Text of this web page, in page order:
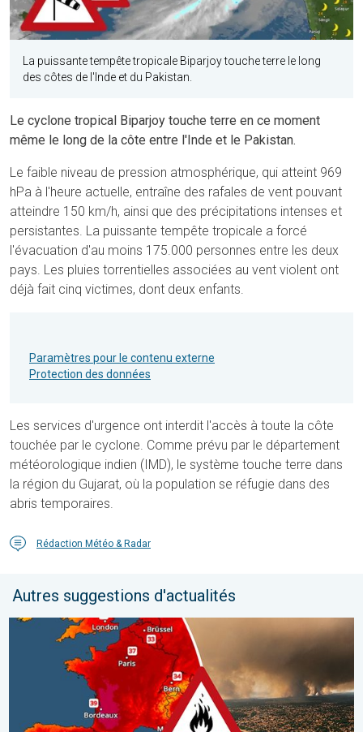
La puissante tempête tropicale Biparjoy touche terre le long
des côtes de l'Inde et du Pakistan.
Le cyclone tropical Biparjoy touche terre en ce moment
même le long de la côte entre l'Inde et le Pakistan.
Le faible niveau de pression atmosphérique, qui atteint 969
hPa à l'heure actuelle, entraîne des rafales de vent pouvant
atteindre 150 km/h, ainsi que des précipitations intenses et
persistantes. La puissante tempête tropicale a forcé
l'évacuation d'au moins 175.000 personnes entre les deux
pays. Les pluies torrentielles associées au vent violent ont
déjà fait cinq victimes, dont deux enfants.
Paramètres pour le contenu externe
Protection des données
Les services d'urgence ont interdit l'accès à toute la côte
touchée par le cyclone. Comme prévu par le département
météorologique indien (IMD), le système touche terre dans
la région du Gujarat, où la population se réfugie dans des
abris temporaires.
Rédaction Météo & Radar
Autres suggestions d'actualités
Le sud-ouest de la France brûle vivement. Milliers de sinistrés.